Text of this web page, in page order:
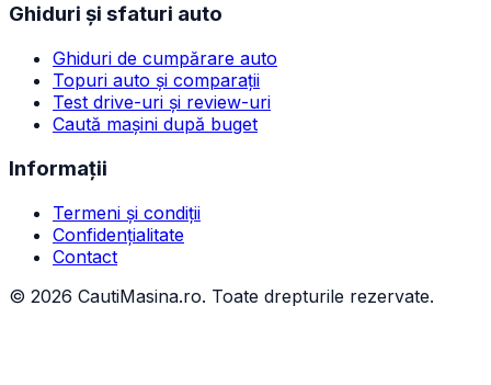
Ghiduri și sfaturi auto
Ghiduri de cumpărare auto
Topuri auto și comparații
Test drive-uri și review-uri
Caută mașini după buget
Informații
Termeni și condiții
Confidențialitate
Contact
© 2026 CautiMasina.ro. Toate drepturile rezervate.